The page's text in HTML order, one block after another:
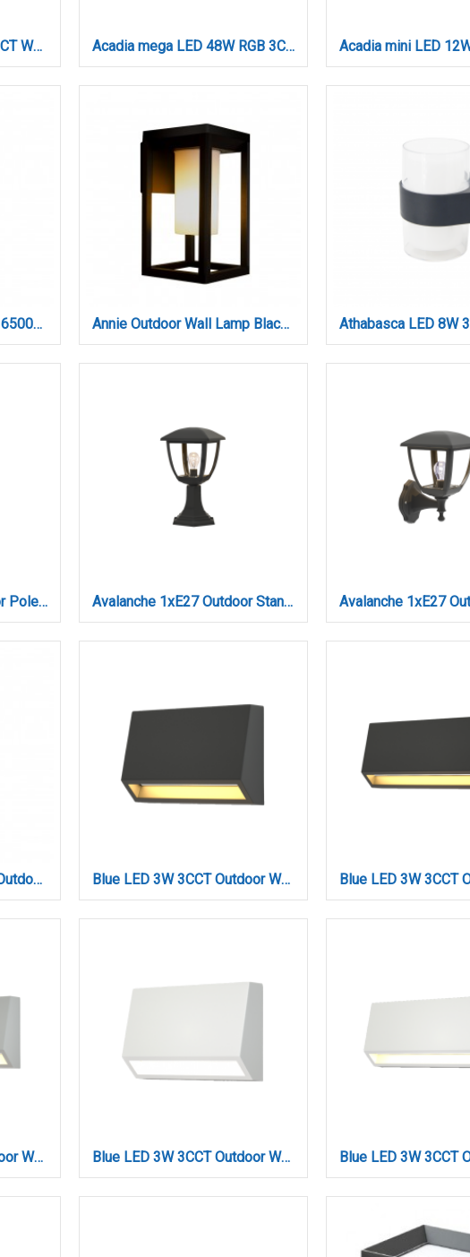
Acadia LED 24W RGB 3CCT Wall Washer Silver D:60cm (80700215) Acadia mega LED 48W RGB 3CCT Wall Washer Silver D:100cm (80700315)
Annecy LED 2W 2700K | 6500K Solar Outdoor Wall Lamp Black D:160x82x29 mm (80206910S) Annie Outdoor Wall Lamp Black 1xE27 D:150x160x270mm (80206114)
Avalanche 1xE27 Outdoor Pole Light Black D:120cmx18.5cm (80500114) Avalanche 1xE27 Outdoor Stand Light Black D:35.3cmx18.5cm (80400214)
Barton LED 15W 3000K Outdoor Wall Lamp Black D:45x80x600 mm (80205911) Blue LED 3W 3CCT Outdoor Wall Lamp Anthracite D:10cmx7cm (80202140)
Blue LED 3W 3CCT Outdoor Wall Lamp Grey D:16cmx7cm (80202230) Blue LED 3W 3CCT Outdoor Wall Lamp White D:10cmx7cm (80202120)